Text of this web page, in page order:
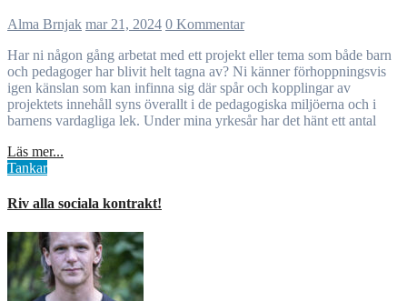
Alma Brnjak mar 21, 2024 0 Kommentar
Har ni någon gång arbetat med ett projekt eller tema som både barn
och pedagoger har blivit helt tagna av? Ni känner förhoppningsvis
igen känslan som kan infinna sig där spår och kopplingar av
projektets innehåll syns överallt i de pedagogiska miljöerna och i
barnens vardagliga lek. Under mina yrkesår har det hänt ett antal
Läs mer...
Tankar
Riv alla sociala kontrakt!